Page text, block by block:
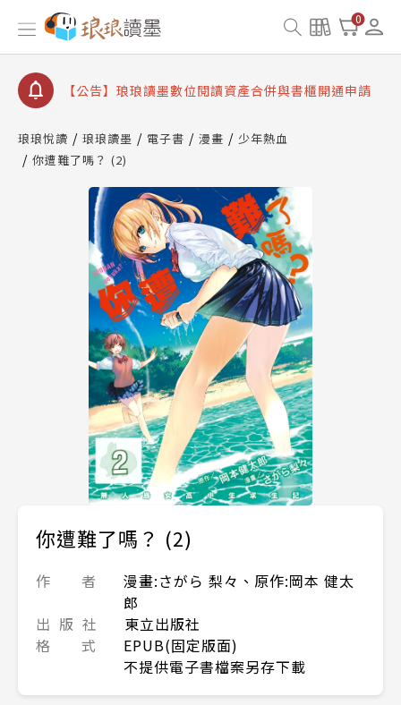
0
【公告】琅琅書店服務升級重要說明及資產合併結果
查詢
【公告】因 Readmoo 讀墨系統維護中，本站同步暫
【公告】琅琅讀墨數位閱讀資產合併與書櫃開通申請
【公告】琅琅讀墨 3 分鐘完成書櫃開通與資產合併申
請圖文教學
【公告】琅琅書店服務升級重要說明及資產合併結果
【公告】因 Readmoo 讀墨系統維護中，本站同步暫
停部分閱讀服務
琅琅悅讀 琅琅讀墨 電子書 漫畫
少年熱血
你遭難了嗎？ (2)
你遭難了嗎？ (2)
作 者
漫畫:さがら 梨々、原作:岡本 健太
郎
出 版 社
東立出版社
格 式
EPUB(固定版面)
不提供電子書檔案另存下載